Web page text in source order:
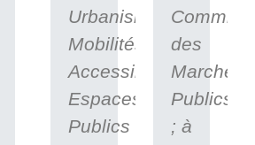
Urbanisme,
Mobilités,
Accessibilité,
Espaces
Publics
des
Marchés
Publics
; à